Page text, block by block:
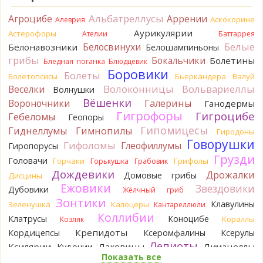
Правильно сделали, что не взяли.
21 час назад
BorisM Подгруздок чёрный, или близкие виды
22 часа назад
BorisM Сдаётся мне, на земле и в руке - разные грибы.
22 часа назад
Кирилл
Вони не было, но вода и гриб при варке
начали желтеть. Выкинул. Большое спасибо.
23 часа назад
Кирилл Спасибо.
23 часа назад
Tatiana_A
Да. Но они не все безоговорочно
съедобны.
Tatiana_A
В следующий раз вырвите его целиком и
разрежьте ножку вертикально. Именно вертикально.
Пожелтение у самого основания - значит, Ш. Желтокожий,
ядовит. Иногда полезно гриб сварить, Желтокожий и еще
Агроцибе Алеврия Альбатреллусы Аррении Аскокорине
Астерофоры
Ателии Аурикулярии Баттаррея
Белонавозники Белосвинухи Белошампиньоны Белые
грибы Бледная поганка Блюдцевик Бокальчики Болетины
Болетопсисы Болеты Боровики Бьеркандера Валуй
Весёлки Волнушки Волоконницы Вольвариеллы
Вороночники Вёшенки Галерины Ганодермы
Гебеломы Геопоры Гигрофоры Гигроцибе
Гиднеллумы Гимнопилы Гипомицесы Гиродоны
Гиропорусы Гифоломы Глеофиллумы Говорушки
Головачи Горчаки Горькушка Грабовик Грифолы Грузди
Дисцины Дождевики Домовые грибы Дрожалки
Дубовики Ежовики Жёлчный гриб Звездовики
Зеленушка Зонтики Калоцеры Кантареллюли
Клавулины
Клатрусы
Козляк Коллибии Коноцибе Кораллы
Кордицепсы Крепидоты Ксеромфалины Ксерулы
Ксилярии Кудонии Лаковицы Лепиоты Лимацеллы
Лисички
Показать все